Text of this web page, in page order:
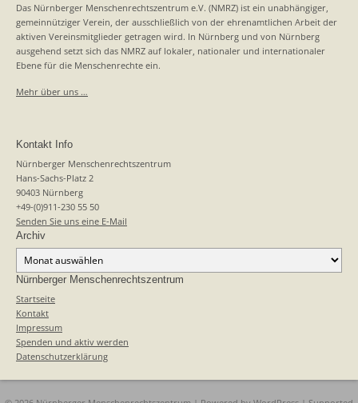
Das Nürnberger Menschenrechtszentrum e.V. (NMRZ) ist ein unabhängiger,
gemeinnütziger Verein, der ausschließlich von der ehrenamtlichen Arbeit der
aktiven Vereinsmitglieder getragen wird. In Nürnberg und von Nürnberg
ausgehend setzt sich das NMRZ auf lokaler, nationaler und internationaler
Ebene für die Menschenrechte ein.
Mehr über uns …
Kontakt Info
Nürnberger Menschenrechtszentrum
Hans-Sachs-Platz 2
90403 Nürnberg
+49-(0)911-230 55 50
Senden Sie uns eine E-Mail
Archiv
Nürnberger Menschenrechtszentrum
Startseite
Kontakt
Impressum
Spenden und aktiv werden
Datenschutzerklärung